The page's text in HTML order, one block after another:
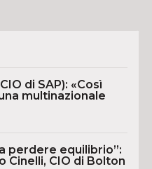
di SAP): «Così
multinazionale
perdere equilibrio”:
Cinelli, CIO di Bolton